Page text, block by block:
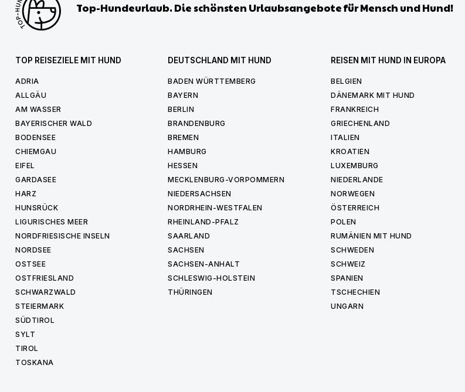
Top-Hundeurlaub. Die schönsten Urlaubsangebote für Mensch und Hund!
TOP REISEZIELE MIT HUND
ADRIA
ALLGÄU
AM WASSER
BAYERISCHER WALD
BODENSEE
CHIEMGAU
EIFEL
GARDASEE
HARZ
HUNSRÜCK
LIGURISCHES MEER
NORDFRIESISCHE INSELN
NORDSEE
OSTSEE
OSTFRIESLAND
SCHWARZWALD
STEIERMARK
SÜDTIROL
SYLT
TIROL
TOSKANA
DEUTSCHLAND MIT HUND
BADEN WÜRTTEMBERG
BAYERN
BERLIN
BRANDENBURG
BREMEN
HAMBURG
HESSEN
MECKLENBURG-VORPOMMERN
NIEDERSACHSEN
NORDRHEIN-WESTFALEN
RHEINLAND-PFALZ
SAARLAND
SACHSEN
SACHSEN-ANHALT
SCHLESWIG-HOLSTEIN
THÜRINGEN
REISEN MIT HUND IN EUROPA
BELGIEN
DÄNEMARK MIT HUND
FRANKREICH
GRIECHENLAND
ITALIEN
KROATIEN
LUXEMBURG
NIEDERLANDE
NORWEGEN
ÖSTERREICH
POLEN
RUMÄNIEN MIT HUND
SCHWEDEN
SCHWEIZ
SPANIEN
TSCHECHIEN
UNGARN